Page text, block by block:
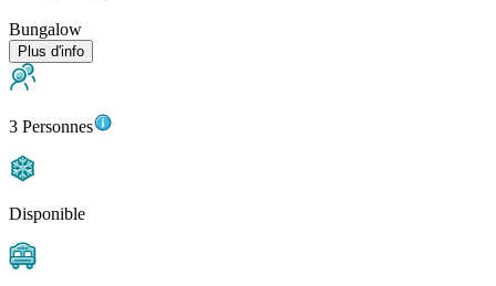
Bungalow
Plus d'info
3 Personnes
Disponible